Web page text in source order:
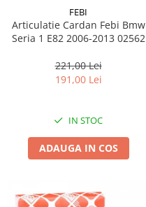
FEBI
Articulatie Cardan Febi Bmw
Seria 1 E82 2006-2013 02562
221,00 Lei
191,00 Lei
IN STOC
ADAUGA IN COS